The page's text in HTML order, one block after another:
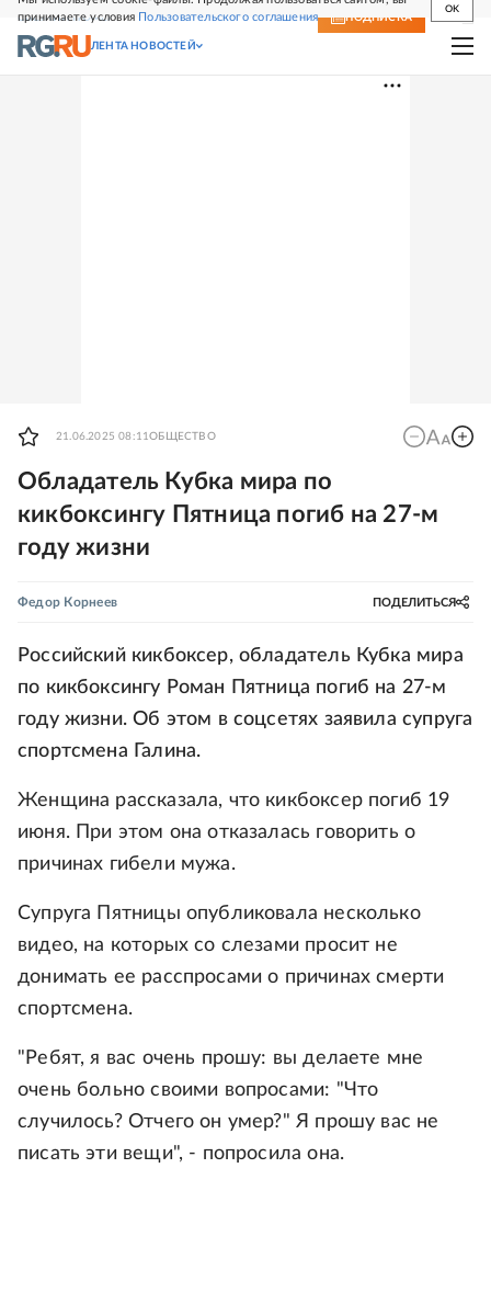
принимаете условия Пользовательского соглашения
OK
СВЕЖИЙ НОМЕР ПОДПИСКА
ЛЕНТА НОВОСТЕЙ
21.06.2025 08:11ОБЩЕСТВО
Обладатель Кубка мира по
кикбоксингу Пятница погиб на 27-м
году жизни
Федор Корнеев ПОДЕЛИТЬСЯ
Российский кикбоксер, обладатель Кубка мира
по кикбоксингу Роман Пятница погиб на 27-м
году жизни. Об этом в соцсетях заявила супруга
спортсмена Галина.
Женщина рассказала, что кикбоксер погиб 19
июня. При этом она отказалась говорить о
причинах гибели мужа.
Супруга Пятницы опубликовала несколько
видео, на которых со слезами просит не
донимать ее расспросами о причинах смерти
спортсмена.
"Ребят, я вас очень прошу: вы делаете мне
очень больно своими вопросами: "Что
случилось? Отчего он умер?" Я прошу вас не
писать эти вещи", - попросила она.